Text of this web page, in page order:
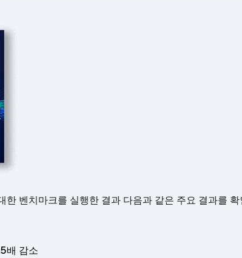
한 벤치마크를 실행한 결과 다음과 같은 주요 결과를
배 감소